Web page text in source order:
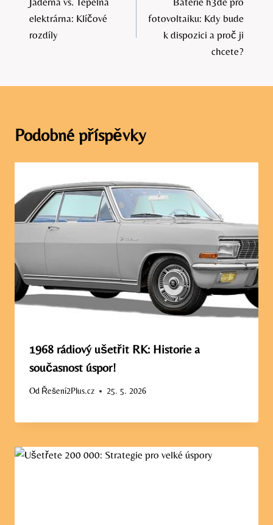
pro
příspěvek
elektrárna: Klíčové
rozdíly
fotovoltaiku: Kdy bude
k dispozici a proč ji
chcete?
Podobné příspěvky
1968 rádiový ušetřit RK: Historie a
současnost úspor!
Od Řešení2Plus.cz 25. 5. 2026